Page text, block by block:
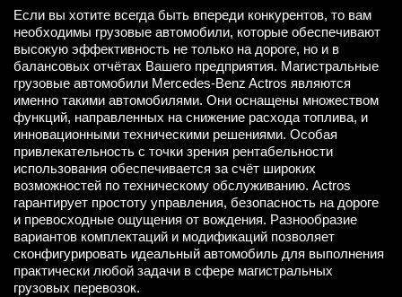
Если вы хотите всегда быть впереди конкурентов, то вам
необходимы грузовые автомобили, которые обеспечивают
высокую эффективность не только на дороге, но и в
балансовых отчётах Вашего предприятия. Магистральные
грузовые автомобили Mercedes-Benz Actros являются
именно такими автомобилями. Они оснащены множеством
функций, направленных на снижение расхода топлива, и
инновационными техническими решениями. Особая
привлекательность с точки зрения рентабельности
использования обеспечивается за счёт широких
возможностей по техническому обслуживанию. Actros
гарантирует простоту управления, безопасность на дороге
и превосходные ощущения от вождения. Разнообразие
вариантов комплектаций и модификаций позволяет
сконфигурировать идеальный автомобиль для выполнения
практически любой задачи в сфере магистральных
грузовых перевозок.